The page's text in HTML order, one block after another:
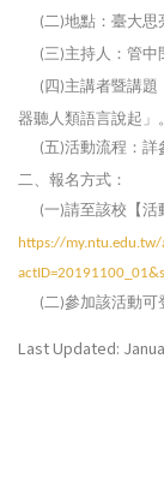
(二)地點：臺大思
(三)主持人：管中
(四)主講者暨講
器聽人類語言說起」。
(五)活動流程：詳
二、報名方式：
(一)請至該校【活
https://my.ntu.edu.tw/
(二)參加該活動可
Last Updated: